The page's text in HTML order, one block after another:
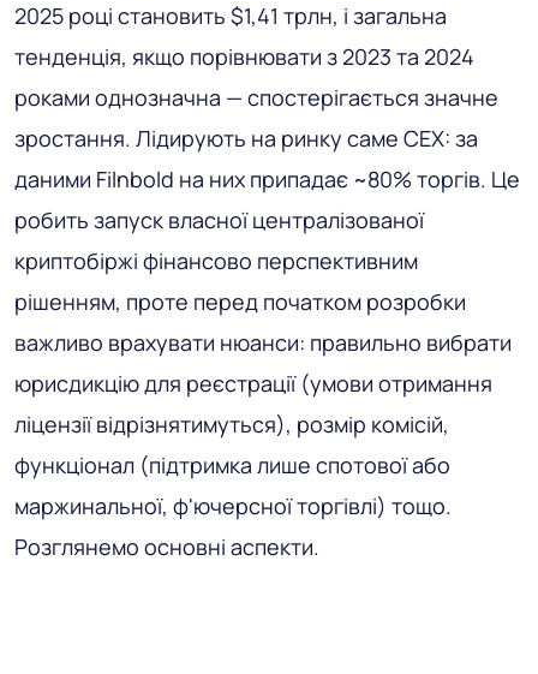
2025 році становить $1,41 трлн, і загальна
тенденція, якщо порівнювати з 2023 та 2024
роками однозначна — спостерігається значне
зростання. Лідирують на ринку саме CEX: за
даними Filnbold на них припадає ~80% торгів. Це
робить запуск власної централізованої
криптобіржі фінансово перспективним
рішенням, проте перед початком розробки
важливо врахувати нюанси: правильно вибрати
юрисдикцію для реєстрації (умови отримання
ліцензії відрізнятимуться), розмір комісій,
функціонал (підтримка лише спотової або
маржинальної, ф'ючерсної торгівлі) тощо.
Розглянемо основні аспекти.